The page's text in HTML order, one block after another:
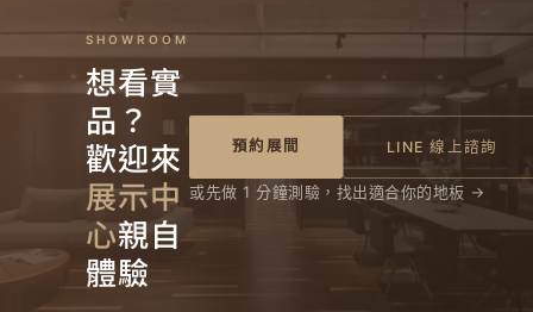
SHOWROOM
想看實
品？
歡迎來
展示中
心親自
體驗
預約展間 LINE 線上諮詢
或先做 1 分鐘測驗，找出適合你的地板 →